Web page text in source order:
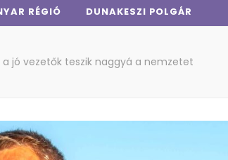
RÉGIÓ DUNAKESZI POLGÁR
a jó vezetők teszik naggyá a nemzetet